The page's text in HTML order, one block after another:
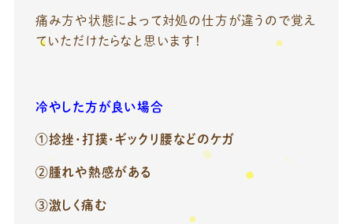
痛み方や状態によって対処の仕方が違うので覚え
ていただけたらなと思います！
冷やした方が良い場合
①捻挫・打撲・ギックリ腰などのケガ
②腫れや熱感がある
③激しく痛む